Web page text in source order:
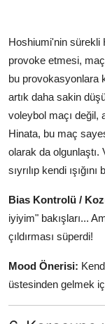
Hoshiumi'nin sürekli
provoke etmesi,
bu provokasyonlara
artık daha sakin
voleybol maçı değil,
Hinata, bu maç
olarak da
sıyrılıp kendi
Bias Kontrolü /
iyiyim" bakışları...
çıldırması süperdi!
Mood Önerisi:
üstesinden gelmek